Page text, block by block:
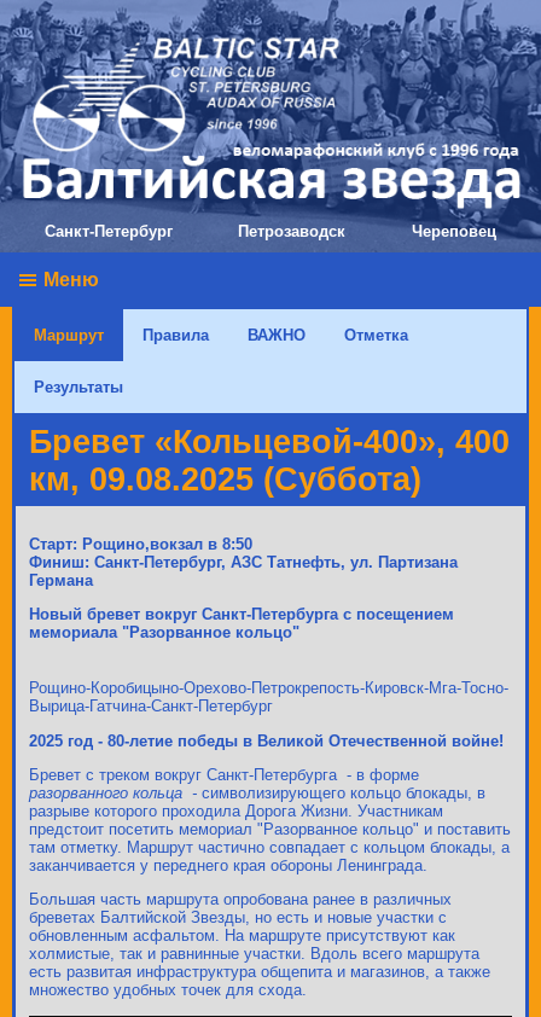
Санкт-Петербург Петрозаводск Череповец
Меню
Маршрут Правила ВАЖНО Отметка
Результаты
Бревет «Кольцевой-400», 400
км, 09.08.2025 (Суббота)
Старт: Рощино,вокзал в 8:50
Финиш: Санкт-Петербург, АЗС Татнефть, ул. Партизана
Германа
Новый бревет вокруг Санкт-Петербурга с посещением
мемориала "Разорванное кольцо"
Рощино-Коробицыно-Орехово-Петрокрепость-Кировск-Мга-Тосно-
Вырица-Гатчина-Санкт-Петербург
2025 год - 80-летие победы в Великой Отечественной войне!
Бревет с треком вокруг Санкт-Петербурга - в форме
разорванного кольца - символизирующего кольцо блокады, в
разрыве которого проходила Дорога Жизни. Участникам
предстоит посетить мемориал "Разорванное кольцо" и поставить
там отметку. Маршрут частично совпадает с кольцом блокады, а
заканчивается у переднего края обороны Ленинграда.
Большая часть маршрута опробована ранее в различных
бреветах Балтийской Звезды, но есть и новые участки с
обновленным асфальтом. На маршруте присутствуют как
холмистые, так и равнинные участки. Вдоль всего маршрута
есть развитая инфраструктура общепита и магазинов, а также
множество удобных точек для схода.